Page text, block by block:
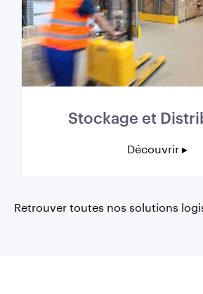
Stockage et
Découvrir ▸
Retrouver toutes nos solutions